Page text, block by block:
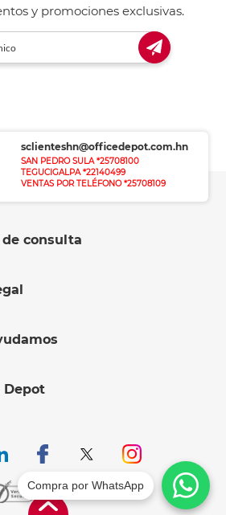
y promociones exclusivas.
sclienteshn@officedepot.com.hn
SAN PEDRO SULA *25708100
TEGUCIGALPA *22140499
VENTAS POR TELÉFONO *25708109
consulta
Depot
Compra por WhatsApp